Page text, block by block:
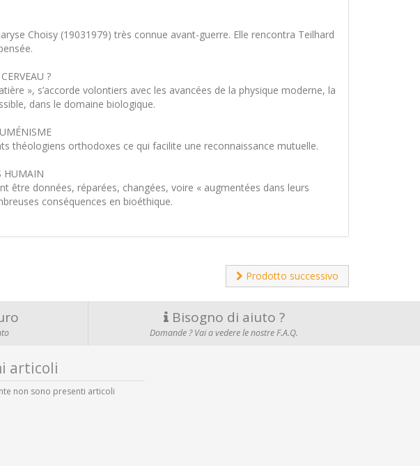
Choisy (19031979) très connue avant-guerre. Elle rencontra Teilhard
?
», s’accorde volontiers avec les avancées de la physique moderne, la
dans le domaine biologique.
théologiens orthodoxes ce qui facilite une reconnaissance mutuelle.
HUMAIN
être données, réparées, changées, voire « augmentées dans leurs
conséquences en bioéthique.
Prodotto successivo
Bisogno di aiuto ?
Domande ? Vai a vedere le nostre F.A.Q.
articoli
non sono presenti articoli